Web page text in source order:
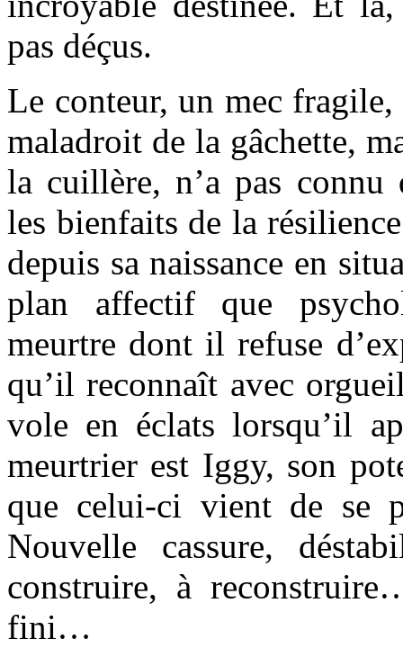
pas déçus.
Le conteur, un mec
maladroit de la gâchette,
la cuillère, n’a pas connu
les bienfaits de la
depuis sa naissance en
plan affectif que
meurtre dont il refuse
qu’il reconnaît avec
vole en éclats lorsqu’il
meurtrier est Iggy, son
que celui-ci vient de se
Nouvelle cassure,
construire, à
fini…